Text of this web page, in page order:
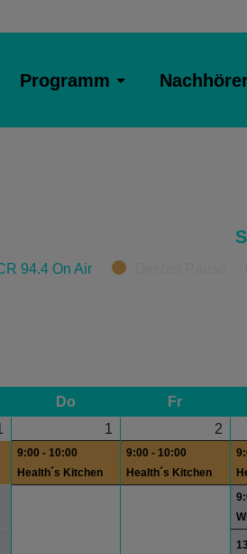
Programm
94.4 On Air
Do Fr
1
9:00 - 10:00
Health´s Kitchen
2
9:00 - 10:00
Health´s Kitchen